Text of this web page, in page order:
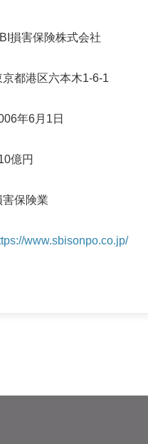
損害保険株式会社
京都港区六本木1-6-1
年6月1日
億円
害保険業
www.sbisonpo.co.jp/